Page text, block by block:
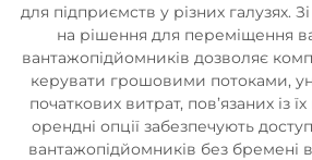
для підприємств у різних галузях.
на рішення для переміщення
вантажопідйомників дозволяє
керувати грошовими потоками,
початкових витрат, пов’язаних із
орендні опції забезпечують
вантажопідйомників без бремені